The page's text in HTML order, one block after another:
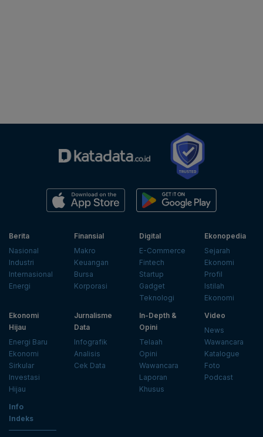
Berita
Nasional
Industri
Internasional
Energi
Finansial
Makro
Keuangan
Bursa
Korporasi
Digital
E-Commerce
Fintech
Startup
Gadget
Teknologi
Ekonopedia
Sejarah
Ekonomi
Profil
Istilah
Ekonomi
Ekonomi
Hijau
Energi Baru
Ekonomi
Sirkular
Investasi
Hijau
Jurnalisme
Data
Infografik
Analisis
Cek Data
In-Depth &
Opini
Telaah
Opini
Wawancara
Laporan
Khusus
Video
News
Wawancara
Katalogue
Foto
Podcast
Info
Indeks